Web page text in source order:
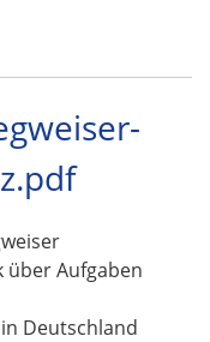
über Aufgaben
Deutschland